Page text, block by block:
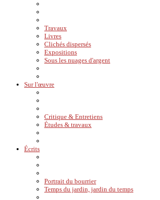
Travaux
Livres
Clichés dispersés
Expositions
Sous les nuages d'argent
Sur l'œuvre
Critique & Entretiens
Études & travaux
Écrits
Portrait du bourrier
Temps du jardin, jardin du temps